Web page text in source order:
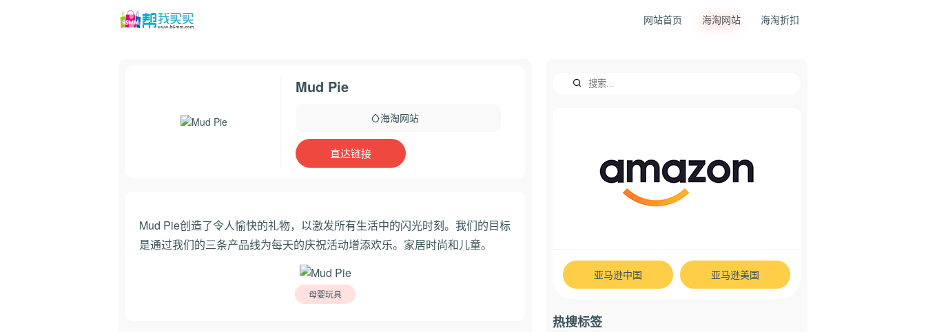
网站首页 海淘网站 海淘折扣
Mud Pie
海淘网站
直达链接
Mud Pie创造了令人愉快的礼物，以激发所有生活中的闪光时刻。我们的目标
是通过我们的三条产品线为每天的庆祝活动增添欢乐。家居时尚和儿童。
母婴玩具
亚马逊中国 亚马逊美国
热搜标签